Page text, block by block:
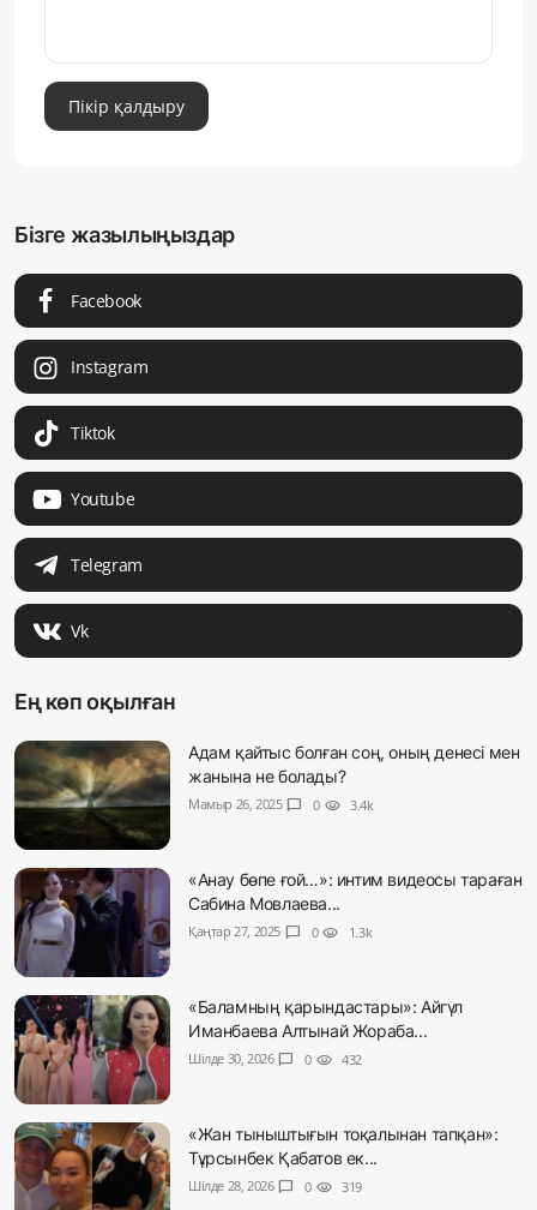
Пікір қалдыру
Бізге жазылыңыздар
Facebook
Instagram
Tiktok
Youtube
Telegram
Vk
Ең көп оқылған
Адам қайтыс болған соң, оның денесі мен
жанына не болады?
Мамыр 26, 2025 chat_bubble 0 visibility 3.4k
«Анау бөпе ғой…»: интим видеосы тараған
Сабина Мовлаева...
Қаңтар 27, 2025 chat_bubble 0 visibility 1.3k
«Баламның қарындастары»: Айгүл
Иманбаева Алтынай Жораба...
Шілде 30, 2026 chat_bubble 0 visibility 432
«Жан тыныштығын тоқалынан тапқан»:
Тұрсынбек Қабатов ек...
Шілде 28, 2026 chat_bubble 0 visibility 319